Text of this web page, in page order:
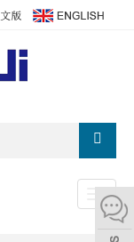
Toggle